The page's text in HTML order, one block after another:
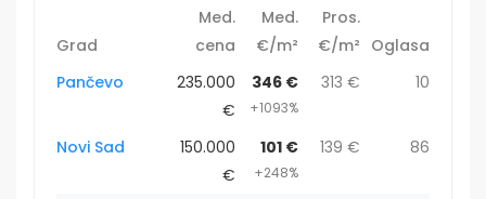
Grad
Med.
cena
Med.
€/m²
Pros.
€/m² Oglasa
Pančevo
235.000
€
346 €
+1093%
313 € 10
Novi Sad
150.000
€
101 €
+248%
139 € 86